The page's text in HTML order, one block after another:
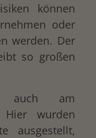
können
oder
werden. Der
so großen
auch am
Hier wurden
ausgestellt,